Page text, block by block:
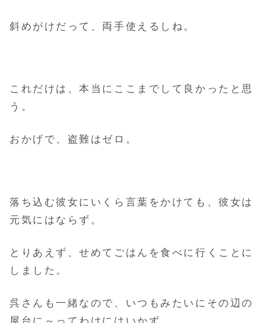
斜めがけだって、両手使えるしね。
これだけは、本当にここまでして良かったと思
う。
おかげで、盗難はゼロ。
落ち込む彼女にいくら言葉をかけても、彼女は
元気にはならず。
とりあえず、せめてごはんを食べに行くことに
しました。
呉さんも一緒なので、いつもみたいにその辺の